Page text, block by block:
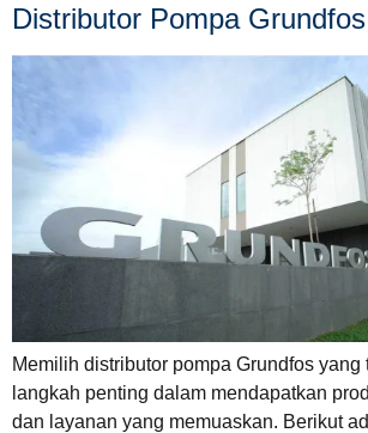
Distributor Pompa
Memilih distributor pompa Grundfos yang
langkah penting dalam mendapatkan
dan layanan yang memuaskan. Berikut